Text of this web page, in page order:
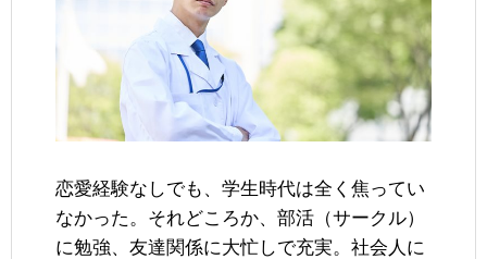
恋愛経験なしでも、学生時代は全く焦ってい
なかった。それどころか、部活（サークル）
に勉強、友達関係に大忙しで充実。社会人に